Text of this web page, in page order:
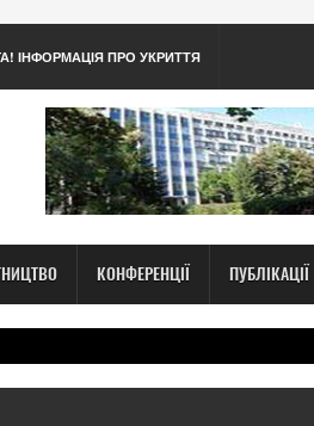
ІНФОРМАЦІЯ ПРО УКРИТТЯ
КОНФЕРЕНЦІЇ ПУБЛІКАЦІЇ